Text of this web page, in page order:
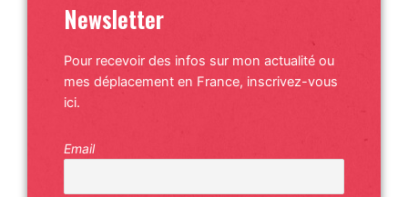
Newsletter
Pour recevoir des infos sur mon actualité ou
mes déplacement en France, inscrivez-vous
ici.
Email